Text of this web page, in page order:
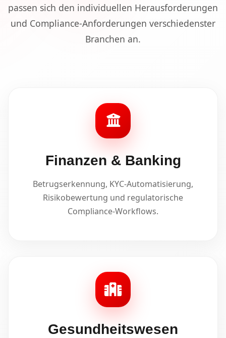
passen sich den individuellen Herausforderungen
und Compliance-Anforderungen verschiedenster
Branchen an.
Finanzen & Banking
Betrugserkennung, KYC-Automatisierung,
Risikobewertung und regulatorische
Compliance-Workflows.
Gesundheitswesen